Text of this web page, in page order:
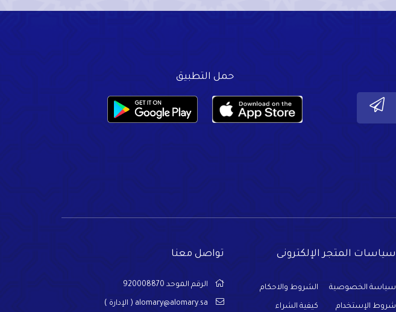
حمل التطبيق
سياسات المتجر الإلكترونى
سياسة الخصوصية الشروط والاحكام
شروط الإستخدام كيفية الشراء
تواصل معنا
الرقم الموحد 920008870
alomary@alomary.sa ( الإدارة )